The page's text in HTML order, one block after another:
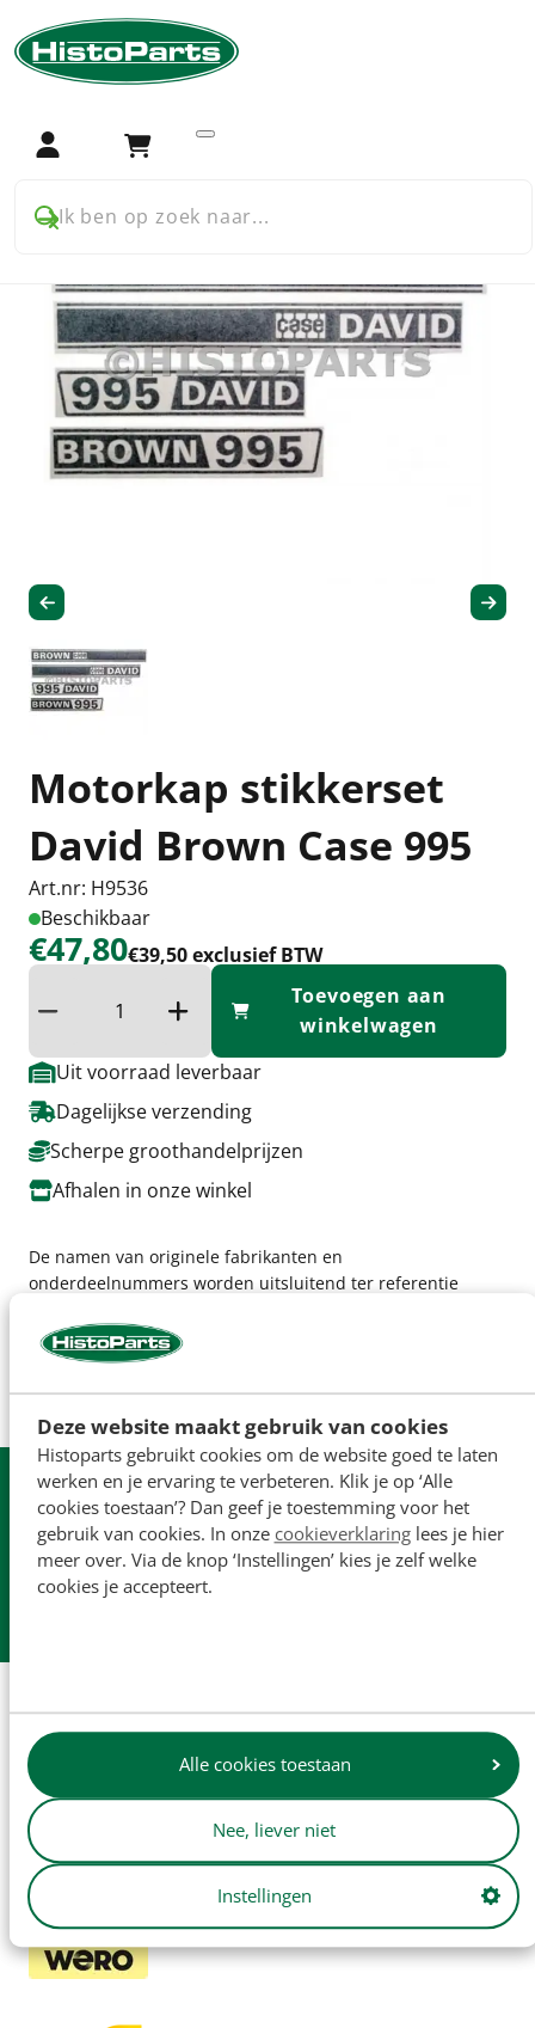
Deze website maakt gebruik van cookies
Histoparts gebruikt cookies om de website goed te laten
werken en je ervaring te verbeteren. Klik je op ‘Alle
cookies toestaan’? Dan geef je toestemming voor het
gebruik van cookies. In onze cookieverklaringlees je hier
meer over. Via de knop ‘Instellingen’ kies je zelf welke
cookies je accepteert.
Alle cookies toestaan
Nee, liever niet
Instellingen
Login Winkelwagen
Ik ben op zoek naar...
Home Trekker onderdelen
900 serie
Chassis en Plaatwerk
Motorkap stikkerset David Brown Case 995
Motorkap stikkerset
David Brown Case 995
Art.nr: H9536
Beschikbaar
€47,80€39,50 exclusief BTW
Verminder hoeveelheidVerhoog de hoeveelheid
Toevoegen aan
winkelwagen
Uit voorraad leverbaar
Dagelijkse verzending
Scherpe groothandelprijzen
Afhalen in onze winkel
De namen van originele fabrikanten en
onderdeelnummers worden uitsluitend ter referentie
onderdelen zijn gemaakt door de originele fabrikant (tenzij
dit expliciet wordt vermeld). Productafbeeldingen dienen
enkel ter illustratie en vormen mogelijk niet altijd een
exacte weergave van het product.
Uitvoorraadleverbaar
Dagelijkseverzending
Gratisverzending v.a. € 250
71